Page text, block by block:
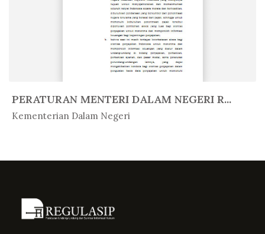
PERATURAN MENTERI DALAM NEGERI R...
Kementerian Dalam Negeri
In Peratur...